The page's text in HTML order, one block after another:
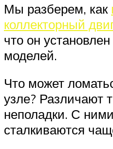
Мы разберем, как
коллекторный
что он
моделей.
Что может
узле? Различают
неполадки. С
сталкиваются